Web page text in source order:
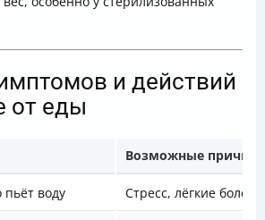
и действий
от еды
Возможные
воду Стресс, лёгкие